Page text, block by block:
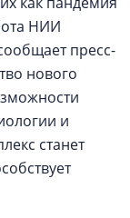
НИИ
пресс-
нового
и
станет